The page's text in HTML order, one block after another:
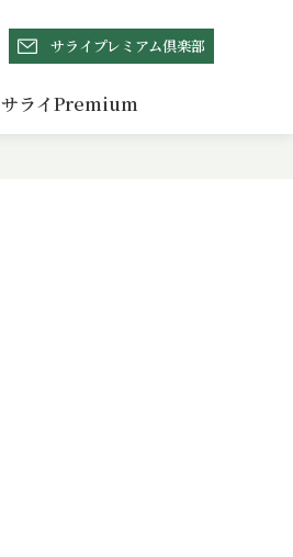
サライプレミアム倶楽部
サライPremium